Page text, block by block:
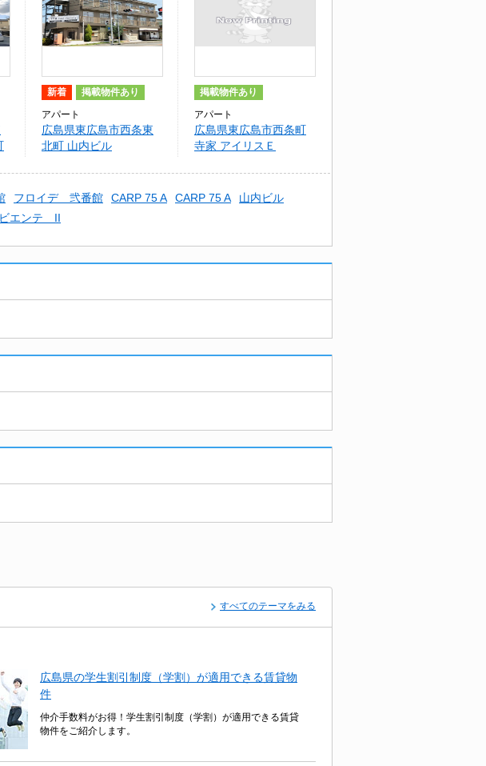
新着 掲載物件あり
アパート
広島県東広島市西条東
北町 山内ビル
掲載物件あり
アパート
広島県東広島市西条町
寺家 アイリスＥ
フロイデ 弐番館 CARP 75 A CARP 75 A
山内ビル
エンテ II
すべてのテーマをみる
広島県の学生割引制度（学割）が適用できる賃貸物
件
仲介手数料がお得！学生割引制度（学割）が適用できる賃貸
物件をご紹介します。